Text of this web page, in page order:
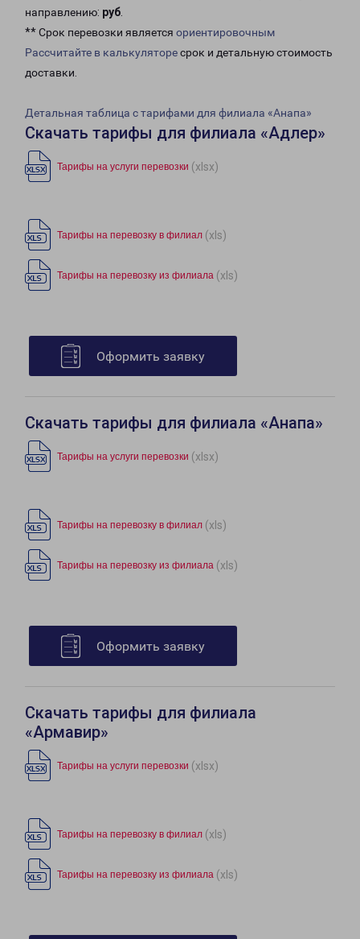
направлению: руб.
** Срок перевозки является ориентировочным
Рассчитайте в калькуляторесрок и детальную стоимость
доставки.
Детальная таблица с тарифами для филиала «Анапа»
Скачать тарифы для филиала «Адлер»
Тарифы на услуги перевозки (xlsx)
Тарифы на перевозку в филиал (xls)
Тарифы на перевозку из филиала (xls)
Оформить заявку
Скачать тарифы для филиала «Анапа»
Тарифы на услуги перевозки (xlsx)
Тарифы на перевозку в филиал (xls)
Тарифы на перевозку из филиала (xls)
Оформить заявку
Скачать тарифы для филиала
«Армавир»
Тарифы на услуги перевозки (xlsx)
Тарифы на перевозку в филиал (xls)
Тарифы на перевозку из филиала (xls)